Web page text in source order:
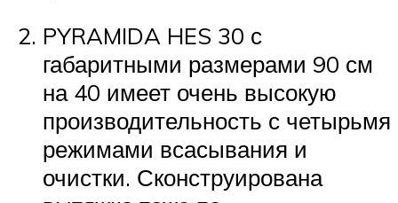
PYRAMIDA HES 30 с
габаритными размерами 90 см
на 40 имеет очень высокую
производительность с четырьмя
режимами всасывания и
очистки. Сконструирована